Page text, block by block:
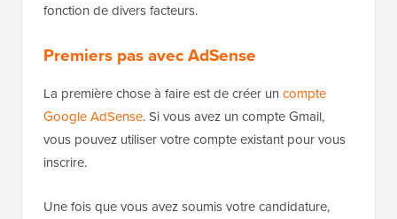
fonction de divers facteurs.
Premiers pas avec AdSense
La première chose à faire est de créer un compte
Google AdSense. Si vous avez un compte Gmail,
vous pouvez utiliser votre compte existant pour vous
inscrire.
Une fois que vous avez soumis votre candidature,